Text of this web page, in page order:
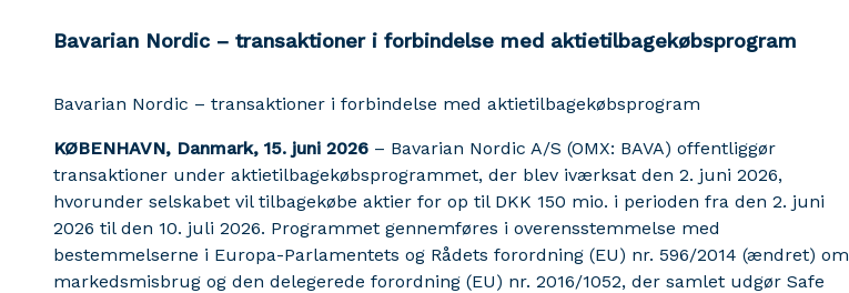
Bavarian Nordic – transaktioner i forbindelse med aktietilbagekøbsprogram
Bavarian Nordic – transaktioner i forbindelse med aktietilbagekøbsprogram
KØBENHAVN, Danmark, 15. juni 2026 – Bavarian Nordic A/S (OMX: BAVA) offentliggør
transaktioner under aktietilbagekøbsprogrammet, der blev iværksat den 2. juni 2026,
hvorunder selskabet vil tilbagekøbe aktier for op til DKK 150 mio. i perioden fra den 2. juni
2026 til den 10. juli 2026. Programmet gennemføres i overensstemmelse med
bestemmelserne i Europa-Parlamentets og Rådets forordning (EU) nr. 596/2014 (ændret) om
markedsmisbrug og den delegerede forordning (EU) nr. 2016/1052, der samlet udgør Safe